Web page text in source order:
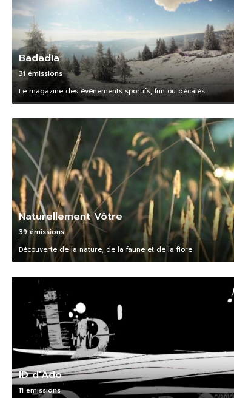
Badadia
31 émissions
Le magazine des événements sportifs, fun ou décalés
Naturellement Vôtre
39 émissions
Découverte de la nature, de la faune et de la flore
ID d'Ado
11 émissions